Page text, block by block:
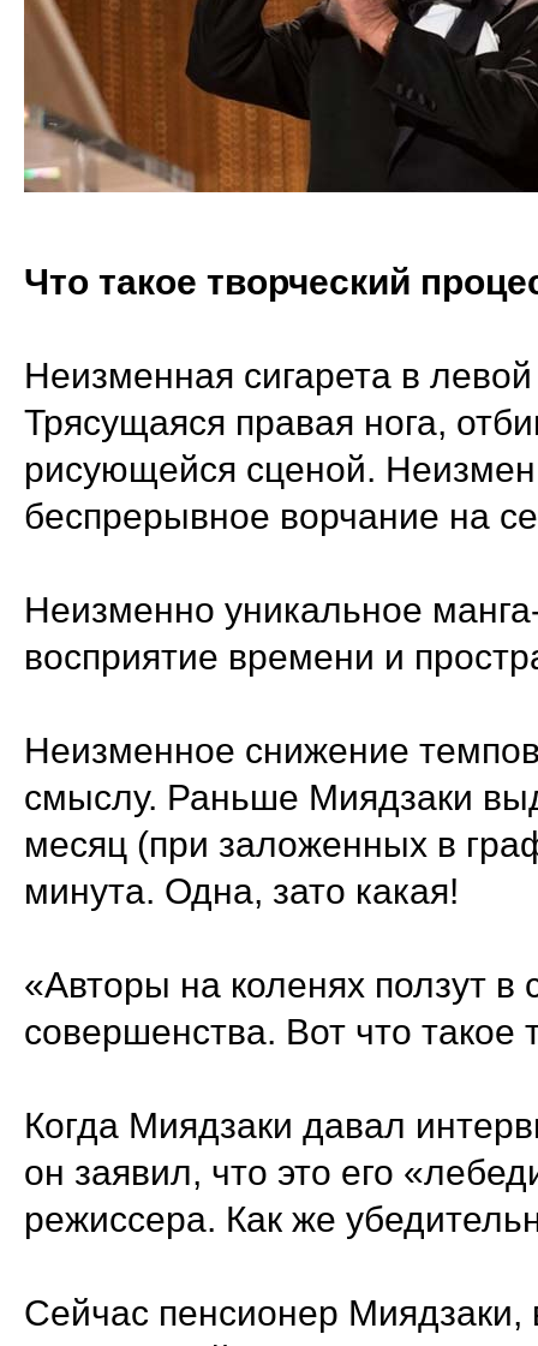
Что такое творческий
Неизменная сигарета в
Трясущаяся правая нога,
рисующейся сценой.
беспрерывное ворчание на
Неизменно уникальное
восприятие времени и
Неизменное снижение темпов
смыслу. Раньше Миядзаки
месяц (при заложенных в
минута. Одна, зато какая!
«Авторы на коленях ползут
совершенства. Вот что такое
Когда Миядзаки давал
он заявил, что это его
режиссера. Как же
Сейчас пенсионер Миядзаки,